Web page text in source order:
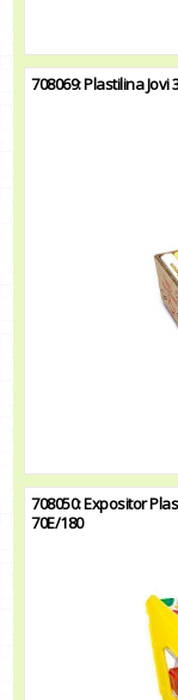
708069: Plastilina
708050: Expositor
70E/180